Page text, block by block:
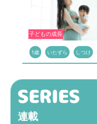
子どもの成長
1歳 いたずら しつけ
連載